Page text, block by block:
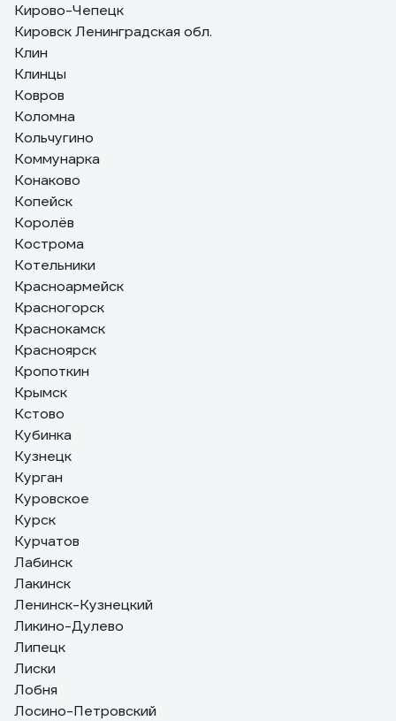
Кирово-Чепецк
Кировск Ленинградская обл.
Клин
Клинцы
Ковров
Коломна
Кольчугино
Коммунарка
Конаково
Копейск
Королёв
Кострома
Котельники
Красноармейск
Красногорск
Краснокамск
Красноярск
Кропоткин
Крымск
Кстово
Кубинка
Кузнецк
Курган
Куровское
Курск
Курчатов
Лабинск
Лакинск
Ленинск-Кузнецкий
Ликино-Дулево
Липецк
Лиски
Лобня
Лосино-Петровский